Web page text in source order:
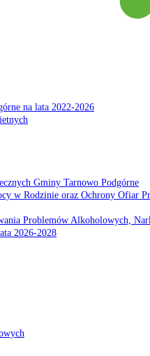
na lata 2022-2026
Gminy Tarnowo Podgórne
w Rodzinie oraz Ochrony Ofiar
Problemów Alkoholowych,
2026-2028